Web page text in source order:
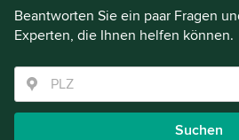
Beantworten Sie ein paar Fragen
Experten, die Ihnen helfen können.
Suchen